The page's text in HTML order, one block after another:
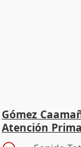
Gómez
Atención